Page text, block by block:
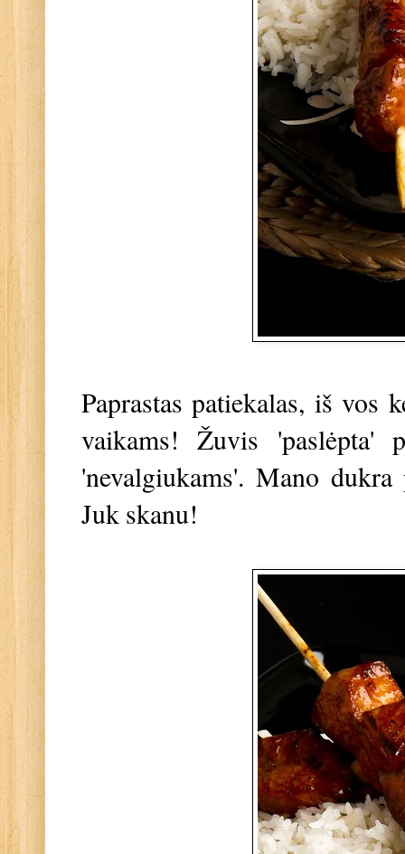
Paprastas patiekalas, iš vos
vaikams! Žuvis 'paslėpta'
'nevalgiukams'. Mano
Juk skanu!